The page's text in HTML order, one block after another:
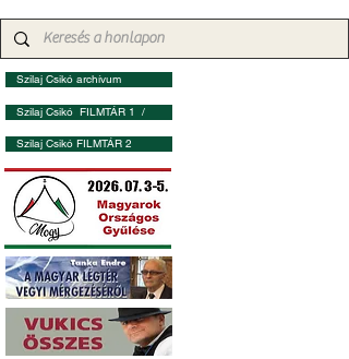
Szilaj Csikó archívum
Szilaj Csikó FILMTÁR 1 /
Szilaj Csikó FILMTÁR 2